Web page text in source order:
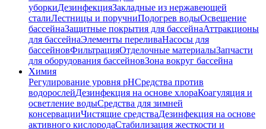
уборкиДезинфекцияЗакладные из нержавеющей
сталиЛестницы и поручниПодогрев водыОсвещение
бассейнаЗащитные покрытия для бассейнаАттракционы
для бассейнаЭлементы переливаНасосы для
бассейновФильтрацияОтделочные материалыЗапчасти
для оборудования бассейновЗона вокруг бассейна
Химия
Регулирование уровня рНСредства против
водорослейДезинфекция на основе хлораКоагуляция и
осветление водыСредства для зимней
консервацииЧистящие средстваДезинфекция на основе
активного кислородаСтабилизация жесткости и